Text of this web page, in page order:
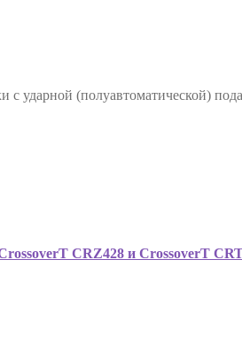
ударной (полуавтоматической)
CRZ428 и CrossoverT